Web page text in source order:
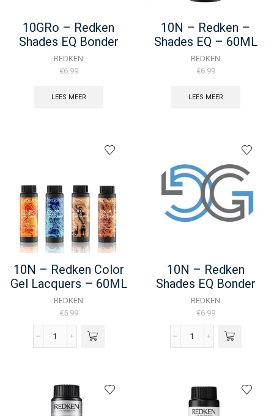
10GRo – Redken
Shades EQ Bonder
Inside – 60ML
REDKEN
€6.99
LEES MEER
10N – Redken –
Shades EQ – 60ML
REDKEN
€6.99
LEES MEER
10N – Redken Color
Gel Lacquers – 60ML
REDKEN
€5.99
10N
Gel
Lacquers
-
10N – Redken
Shades EQ Bonder
Inside – 60ML
REDKEN
€6.99
10N
EQ
Bonder
Inside